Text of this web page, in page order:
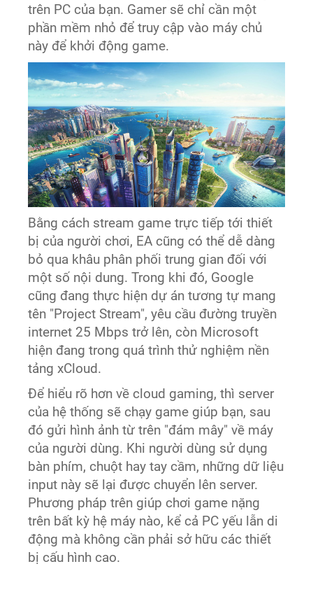
trên PC của bạn. Gamer sẽ chỉ cần một
phần mềm nhỏ để truy cập vào máy chủ
này để khởi động game.
Bằng cách stream game trực tiếp tới thiết
bị của người chơi, EA cũng có thể dễ dàng
bỏ qua khâu phân phối trung gian đối với
một số nội dung. Trong khi đó, Google
cũng đang thực hiện dự án tương tự mang
tên "Project Stream", yêu cầu đường truyền
internet 25 Mbps trở lên, còn Microsoft
hiện đang trong quá trình thử nghiệm nền
tảng xCloud.
Để hiểu rõ hơn về cloud gaming, thì server
của hệ thống sẽ chạy game giúp bạn, sau
đó gửi hình ảnh từ trên "đám mây" về máy
của người dùng. Khi người dùng sử dụng
bàn phím, chuột hay tay cầm, những dữ liệu
input này sẽ lại được chuyển lên server.
Phương pháp trên giúp chơi game nặng
trên bất kỳ hệ máy nào, kể cả PC yếu lẫn di
động mà không cần phải sở hữu các thiết
bị cấu hình cao.